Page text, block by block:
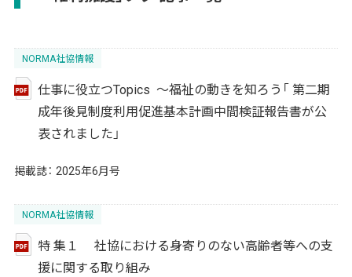
NORMA社協情報
仕事に役立つTopics ～福祉の動きを知ろう「 第二期
成年後見制度利用促進基本計画中間検証報告書が公
表されました」
掲載誌： 2025年6月号
NORMA社協情報
特 集１ 社協における身寄りのない高齢者等への支
援に関する取り組み